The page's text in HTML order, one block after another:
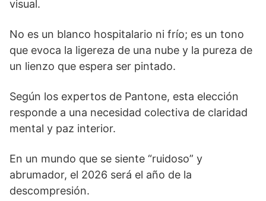
visual.
No es un blanco hospitalario ni frío; es un tono
que evoca la ligereza de una nube y la pureza de
un lienzo que espera ser pintado.
Según los expertos de Pantone, esta elección
responde a una necesidad colectiva de claridad
mental y paz interior.
En un mundo que se siente “ruidoso” y
abrumador, el 2026 será el año de la
descompresión.